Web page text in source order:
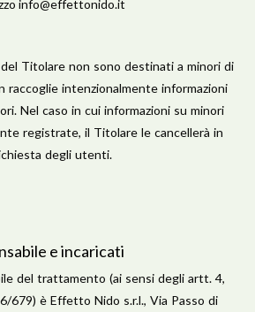
info@effettonido.it
Titolare non sono destinati a minori di
raccoglie intenzionalmente informazioni
Nel caso in cui informazioni su minori
registrate, il Titolare le cancellerà in
degli utenti.
e incaricati
del trattamento (ai sensi degli artt. 4,
679) è Effetto Nido s.r.l., Via Passo di